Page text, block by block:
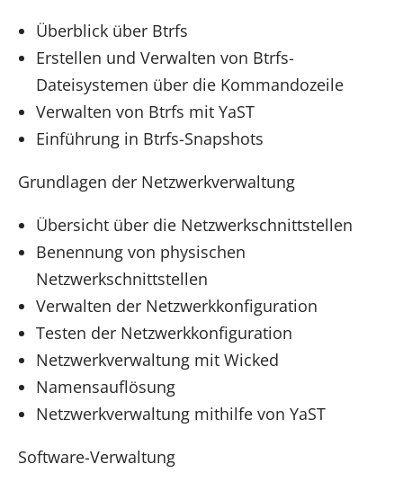
Überblick über Btrfs
Erstellen und Verwalten von Btrfs-
Dateisystemen über die Kommandozeile
Verwalten von Btrfs mit YaST
Einführung in Btrfs-Snapshots
Grundlagen der Netzwerkverwaltung
Übersicht über die Netzwerkschnittstellen
Benennung von physischen
Netzwerkschnittstellen
Verwalten der Netzwerkkonfiguration
Testen der Netzwerkkonfiguration
Netzwerkverwaltung mit Wicked
Namensauflösung
Netzwerkverwaltung mithilfe von YaST
Software-Verwaltung